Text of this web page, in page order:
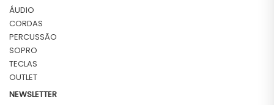
ÁUDIO
CORDAS
PERCUSSÃO
SOPRO
TECLAS
OUTLET
NEWSLETTER